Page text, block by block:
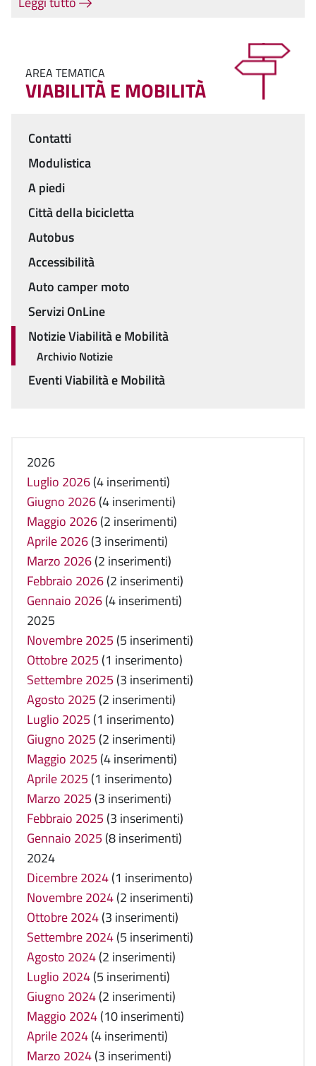
AREA TEMATICA
VIABILITÀ E MOBILITÀ
Menu
Contatti
Modulistica
A piedi
Città della bicicletta
Autobus
Accessibilità
Auto camper moto
Servizi OnLine
Notizie Viabilità e Mobilità
Archivio Notizie
Eventi Viabilità e Mobilità
2026
Luglio 2026(4 inserimenti)
Giugno 2026(4 inserimenti)
Maggio 2026(2 inserimenti)
Aprile 2026(3 inserimenti)
Marzo 2026(2 inserimenti)
Febbraio 2026(2 inserimenti)
Gennaio 2026(4 inserimenti)
2025
Novembre 2025 (5 inserimenti)
Ottobre 2025 (1 inserimento)
Settembre 2025 (3 inserimenti)
Agosto 2025 (2 inserimenti)
Luglio 2025 (1 inserimento)
Giugno 2025 (2 inserimenti)
Maggio 2025 (4 inserimenti)
Aprile 2025 (1 inserimento)
Marzo 2025 (3 inserimenti)
Febbraio 2025 (3 inserimenti)
Gennaio 2025 (8 inserimenti)
2024
Dicembre 2024(1 inserimento)
Novembre 2024(2 inserimenti)
Ottobre 2024(3 inserimenti)
Settembre 2024(5 inserimenti)
Agosto 2024(2 inserimenti)
Luglio 2024(5 inserimenti)
Giugno 2024(2 inserimenti)
Maggio 2024(10 inserimenti)
Aprile 2024(4 inserimenti)
Marzo 2024(3 inserimenti)